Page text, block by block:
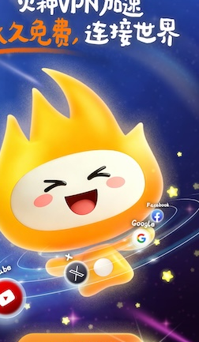
支持[0] 反对[0]
支持[0] 反对[0]
旋风加速器
件中心
hammer加速器
银河加速器
枝加速器
银河加速器
银河加速器 暴雪加速器